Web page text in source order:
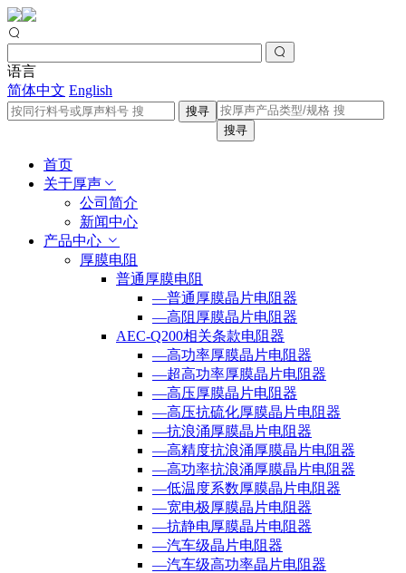
语言
简体中文 English
搜寻
搜寻
首页
关于厚声
公司简介
新闻中心
产品中心
厚膜电阻
普通厚膜电阻
—普通厚膜晶片电阻器
—高阻厚膜晶片电阻器
AEC-Q200相关条款电阻器
—高功率厚膜晶片电阻器
—超高功率厚膜晶片电阻器
—高压厚膜晶片电阻器
—高压抗硫化厚膜晶片电阻器
—抗浪涌厚膜晶片电阻器
—高精度抗浪涌厚膜晶片电阻器
—高功率抗浪涌厚膜晶片电阻器
—低温度系数厚膜晶片电阻器
—宽电极厚膜晶片电阻器
—抗静电厚膜晶片电阻器
—汽车级晶片电阻器
—汽车级高功率晶片电阻器